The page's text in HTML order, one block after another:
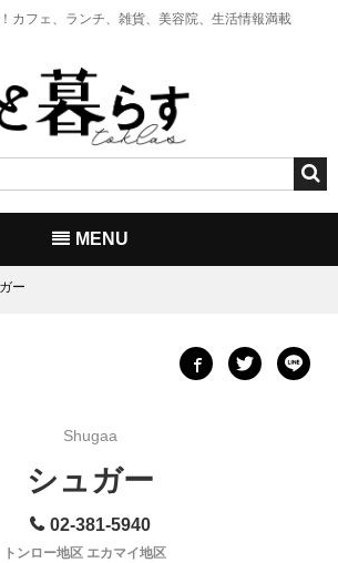
カフェ、ランチ、雑貨、美容院、生活情報満載
MENU
ー
Shugaa
シュガー
02-381-5940
トンロー地区 エカマイ地区